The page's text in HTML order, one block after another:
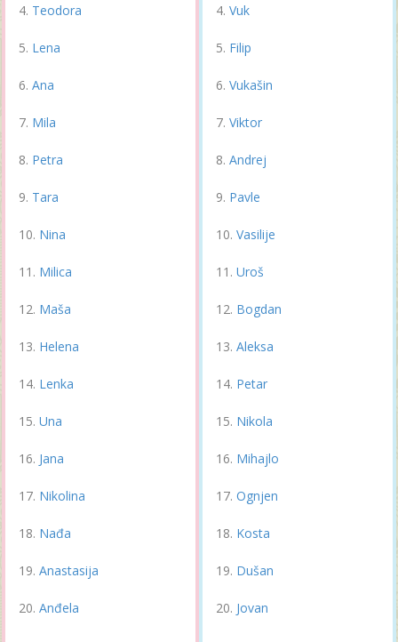
Teodora
Lena
Ana
Mila
Petra
Tara
Nina
Milica
Maša
Helena
Lenka
Una
Jana
Nikolina
Nađa
Anastasija
Anđela
Vuk
Filip
Vukašin
Viktor
Andrej
Pavle
Vasilije
Uroš
Bogdan
Aleksa
Petar
Nikola
Mihajlo
Ognjen
Kosta
Dušan
Jovan